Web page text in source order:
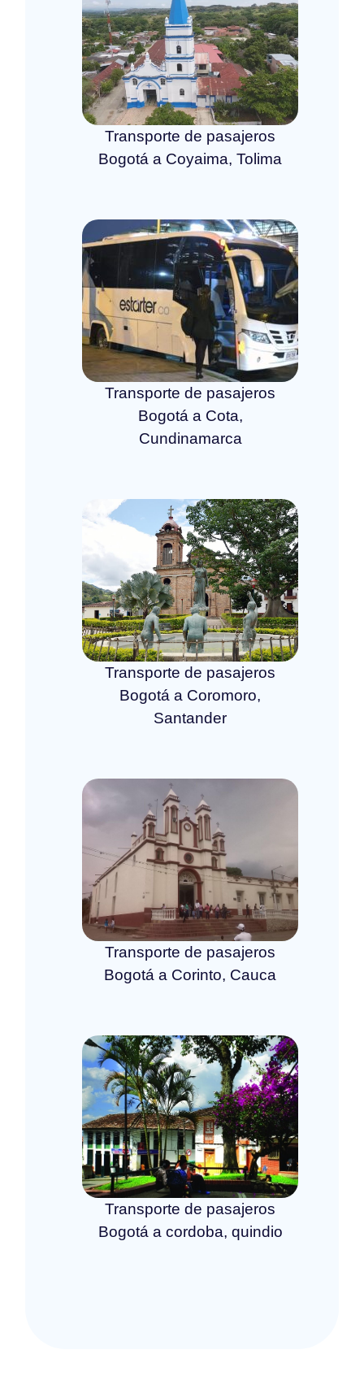
Transporte de pasajeros
Bogotá a Coyaima, Tolima
Transporte de pasajeros
Bogotá a Cota,
Cundinamarca
Transporte de pasajeros
Bogotá a Coromoro,
Santander
Transporte de pasajeros
Bogotá a Corinto, Cauca
Transporte de pasajeros
Bogotá a cordoba, quindio